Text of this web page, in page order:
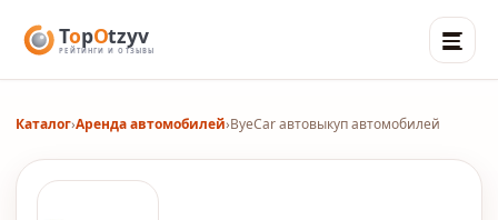
Каталог›Аренда автомобилей›ByeCar автовыкуп автомобилей